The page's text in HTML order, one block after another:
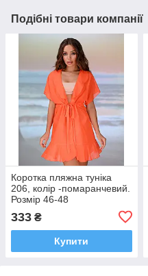
Подібні товари компанії
Коротка пляжна туніка
206, колір -помаранчевий.
Розмір 46-48
333 ₴
Купити